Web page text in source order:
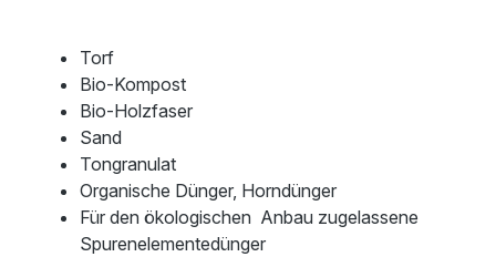
Torf
Bio-Kompost
Bio-Holzfaser
Sand
Tongranulat
Organische Dünger, Horndünger
Für den ökologischen Anbau zugelassene
Spurenelementedünger